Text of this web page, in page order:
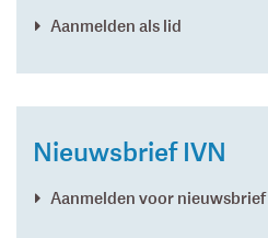
Aanmelden als lid
Nieuwsbrief IVN
Aanmelden voor nieuwsbrief